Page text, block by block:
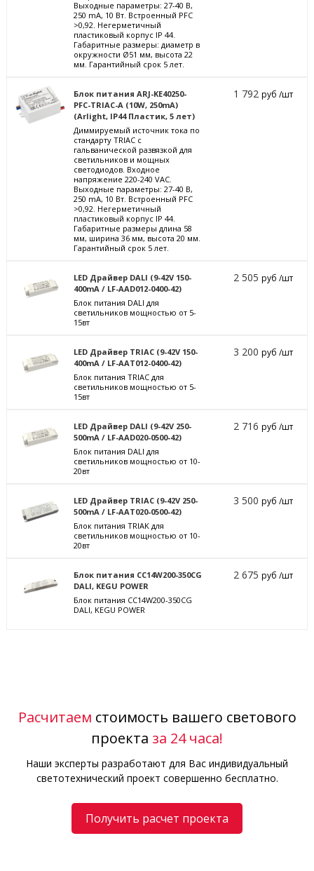
Выходные параметры: 27-40 В,
250 mА, 10 Вт. Встроенный PFC
>0,92. Негерметичный
пластиковый корпус IP 44.
Габаритные размеры: диаметр в
окружности Ø51 мм, высота 22
мм. Гарантийный срок 5 лет.
Блок питания ARJ-KE40250-
PFC-TRIAC-A (10W, 250mA)
(Arlight, IP44 Пластик, 5 лет)
Диммируемый источник тока по
стандарту TRIAC с
гальванической развязкой для
светильников и мощных
светодиодов. Входное
напряжение 220-240 VAC.
Выходные параметры: 27-40 В,
250 mА, 10 Вт. Встроенный PFC
>0,92. Негерметичный
пластиковый корпус IP 44.
Габаритные размеры длина 58
мм, ширина 36 мм, высота 20 мм.
Гарантийный срок 5 лет.
1 792руб /шт
LED Драйвер DALI (9-42V 150-
400mA / LF-AAD012-0400-42)
Блок питания DALI для
светильников мощностью от 5-
15вт
2 505руб /шт
LED Драйвер TRIAC (9-42V 150-
400mA / LF-AAT012-0400-42)
Блок питания TRIAC для
светильников мощностью от 5-
15вт
3 200руб /шт
LED Драйвер DALI (9-42V 250-
500mA / LF-AAD020-0500-42)
Блок питания DALI для
светильников мощностью от 10-
20вт
2 716руб /шт
LED Драйвер TRIAC (9-42V 250-
500mA / LF-AAT020-0500-42)
Блок питания TRIAK для
светильников мощностью от 10-
20вт
3 500руб /шт
Блок питания CC14W200-350CG
DALI, KEGU POWER
Блок питания CC14W200-350CG
DALI, KEGU POWER
2 675руб /шт
Расчитаем стоимость вашего светового
проекта за 24 часа!
Наши эксперты разработают для Вас индивидуальный
светотехнический проект совершенно бесплатно.
Получить расчет проекта